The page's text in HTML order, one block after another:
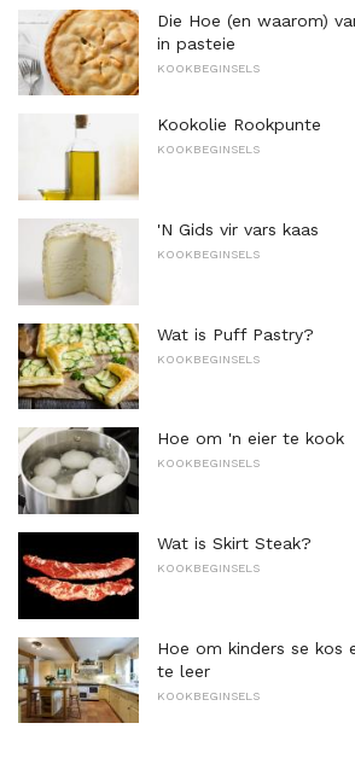
Die Hoe (en waarom)
in pasteie
KOOKBEGINSELS
Kookolie Rookpunte
KOOKBEGINSELS
'N Gids vir vars kaas
KOOKBEGINSELS
Wat is Puff Pastry?
KOOKBEGINSELS
Hoe om 'n eier te kook
KOOKBEGINSELS
Wat is Skirt Steak?
KOOKBEGINSELS
Hoe om kinders se kos
te leer
KOOKBEGINSELS